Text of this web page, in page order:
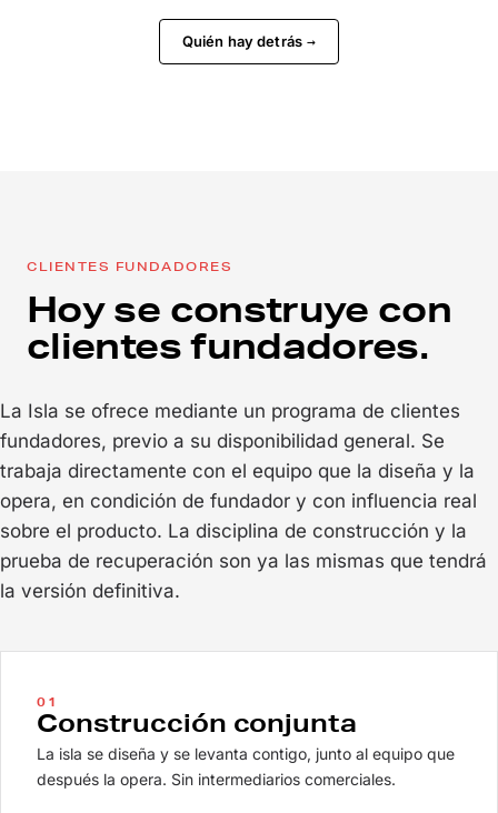
Quién hay detrás →
CLIENTES FUNDADORES
Hoy se construye con
clientes fundadores.
La Isla se ofrece mediante un programa de clientes
fundadores, previo a su disponibilidad general. Se
trabaja directamente con el equipo que la diseña y la
opera, en condición de fundador y con influencia real
sobre el producto. La disciplina de construcción y la
prueba de recuperación son ya las mismas que tendrá
la versión definitiva.
01
Construcción conjunta
La isla se diseña y se levanta contigo, junto al equipo que
después la opera. Sin intermediarios comerciales.